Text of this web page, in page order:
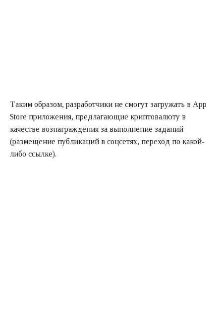
Таким образом, разработчики не смогут загружать в App
Store приложения, предлагающие криптовалюту в
качестве вознаграждения за выполнение заданий
(размещение публикаций в соцсетях, переход по какой-
либо ссылке).